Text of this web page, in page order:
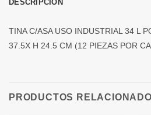
DESCRIPCIÓN
TINA C/ASA USO INDUSTRIAL 34 L
37.5X H 24.5 CM (12 PIEZAS POR
PRODUCTOS